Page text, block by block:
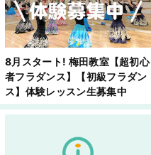
8月スタート! 梅田教室【超初心
者フラダンス】【初級フラダン
ス】体験レッスン生募集中